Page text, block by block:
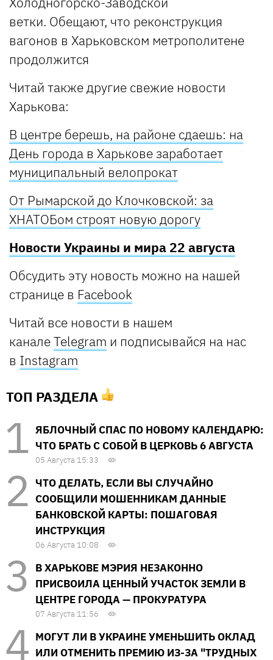
ветки. Обещают, что реконструкция
вагонов в Харьковском метрополитене
продолжится
Читай также другие свежие новости
Харькова:
В центре берешь, на районе сдаешь: на
День города в Харькове заработает
муниципальный велопрокат
От Рымарской до Клочковской: за
ХНАТОБом строят новую дорогу
Новости Украины и мира 22 августа
Обсудить эту новость можно на нашей
странице в Facebook
Читай все новости в нашем
каналеTelegram и подписывайся на нас
в Instagram
ТОП РАЗДЕЛА
ЯБЛОЧНЫЙ СПАС ПО НОВОМУ КАЛЕНДАРЮ:
ЧТО БРАТЬ С СОБОЙ В ЦЕРКОВЬ 6 АВГУСТА
05 Августа 15:33
ЧТО ДЕЛАТЬ, ЕСЛИ ВЫ СЛУЧАЙНО
СООБЩИЛИ МОШЕННИКАМ ДАННЫЕ
БАНКОВСКОЙ КАРТЫ: ПОШАГОВАЯ
ИНСТРУКЦИЯ
06 Августа 10:08
В ХАРЬКОВЕ МЭРИЯ НЕЗАКОННО
ПРИСВОИЛА ЦЕННЫЙ УЧАСТОК ЗЕМЛИ В
ЦЕНТРЕ ГОРОДА — ПРОКУРАТУРА
07 Августа 11:56
МОГУТ ЛИ В УКРАИНЕ УМЕНЬШИТЬ ОКЛАД
ИЛИ ОТМЕНИТЬ ПРЕМИЮ ИЗ-ЗА "ТРУДНЫХ